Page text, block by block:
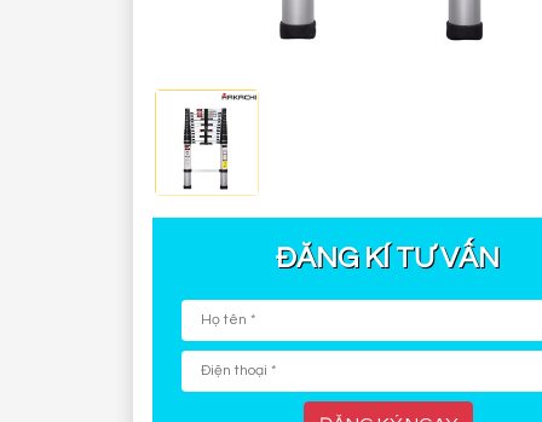
ĐĂNG KÍ TƯ VẤN